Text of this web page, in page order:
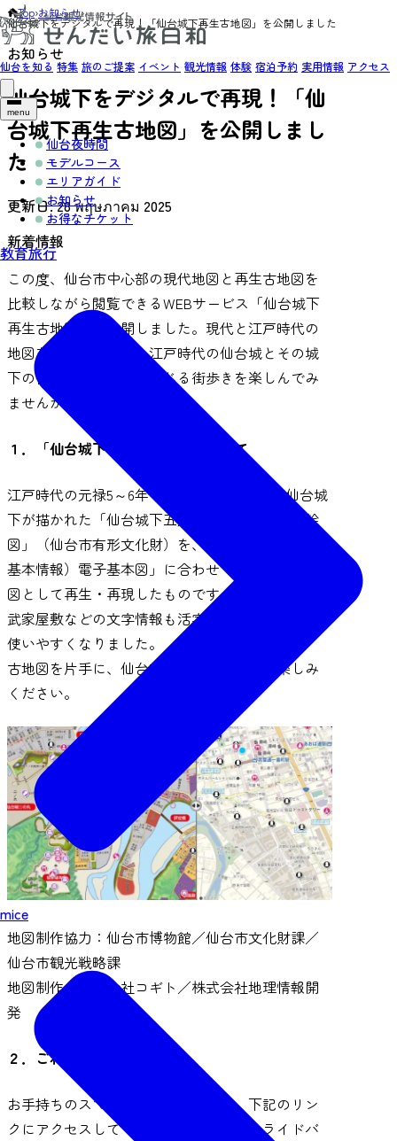
仙台を知る 特集 旅のご提案 イベント 観光情報 体験 宿泊予約 実用情報 アクセス
menu
仙台夜時間
モデルコース
エリアガイド
お知らせ
お得なチケット
教育旅行
mice
Top›お知らせ›
仙台城下をデジタルで再現！「仙台城下再生古地図」を公開しました
お知らせ
仙台城下をデジタルで再現！「仙
台城下再生古地図」を公開しまし
た
更新日:28 พฤษภาคม 2025
新着情報
この度、仙台市中心部の現代地図と再生古地図を
比較しながら閲覧できるWEBサービス「仙台城下
再生古地図」を公開しました。現代と江戸時代の
地図を比較しながら、江戸時代の仙台城とその城
下の街並みの雰囲気を感じる街歩きを楽しんでみ
ませんか？
１．「仙台城下再生古地図」について
江戸時代の元禄5～6年（1692～1693年）頃の仙台城
下が描かれた「仙台城下五釐卦（ごりんがけ）絵
図」（仙台市有形文化財）を、「数値地図（国土
基本情報）電子基本図」に合わせてデジタル古地
図として再生・再現したものです。絵図上にある
武家屋敷などの文字情報も活字化し、地図として
使いやすくなりました。
古地図を片手に、仙台市内の歴史探索をお楽しみ
ください。
地図制作協力：仙台市博物館／仙台市文化財課／
仙台市観光戦略課
地図制作：株式会社コギト／株式会社地理情報開
発
２．ご利用方法について
お手持ちのスマートフォンなどから、下記のリン
クにアクセスしてください。画面内のスライドバ